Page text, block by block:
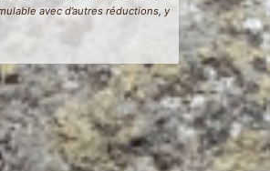
avec d’autres réductions, y